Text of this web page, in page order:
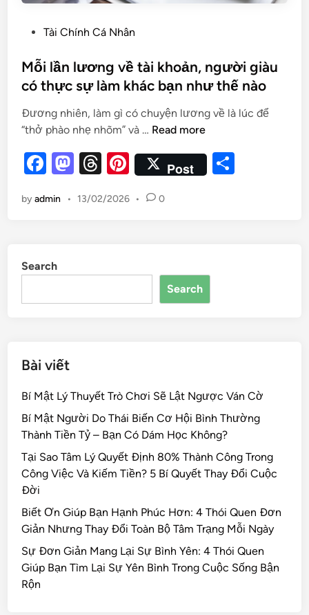
Tài Chính Cá Nhân
Mỗi lần lương về tài khoản, người giàu
có thực sự làm khác bạn như thế nào
Đương nhiên, làm gì có chuyện lương về là lúc để
“thở phào nhẹ nhõm” và … Read more
F
c
o
o
M
to
n
T
e
s
Pi
er
Post
byadmin • 13/02/2026 • 0
Search
Search
Bài viết
Bí Mật Lý Thuyết Trò Chơi Sẽ Lật Ngược Ván Cờ
Bí Mật Người Do Thái Biến Cơ Hội Bình Thường
Thành Tiền Tỷ – Bạn Có Dám Học Không?
Tại Sao Tâm Lý Quyết Định 80% Thành Công Trong
Công Việc Và Kiếm Tiền? 5 Bí Quyết Thay Đổi Cuộc
Đời
Biết Ơn Giúp Bạn Hạnh Phúc Hơn: 4 Thói Quen Đơn
Giản Nhưng Thay Đổi Toàn Bộ Tâm Trạng Mỗi Ngày
Sự Đơn Giản Mang Lại Sự Bình Yên: 4 Thói Quen
Giúp Bạn Tìm Lại Sự Yên Bình Trong Cuộc Sống Bận
Rộn